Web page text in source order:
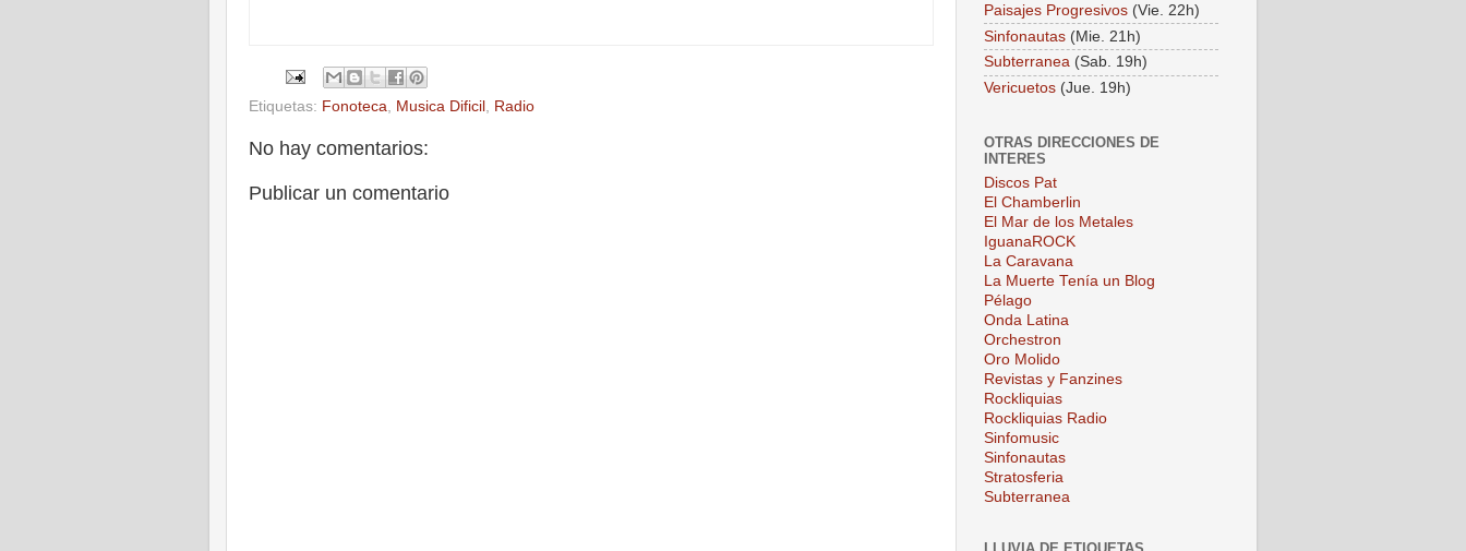
Etiquetas: Fonoteca Musica Dificil Radio
No hay comentarios:
Publicar un comentario
Paisajes Progresivos (Vie. 22h)
Sinfonautas (Mie. 21h)
Subterranea (Sab. 19h)
Vericuetos (Jue. 19h)
OTRAS DIRECCIONES DE
INTERES
Discos Pat
El Chamberlin
El Mar de los Metales
IguanaROCK
La Caravana
La Muerte Tenía un Blog
Pélago
Onda Latina
Orchestron
Oro Molido
Revistas y Fanzines
Rockliquias
Rockliquias Radio
Sinfomusic
Sinfonautas
Stratosferia
Subterranea